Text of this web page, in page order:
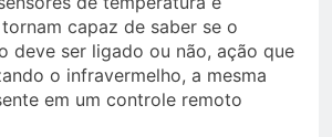
capaz de saber se o
deve ser ligado ou não, ação que
o infravermelho, a mesma
em um controle remoto